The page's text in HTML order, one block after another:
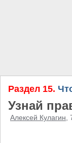
Раздел 15.
Узнай
Алексей Кулагин